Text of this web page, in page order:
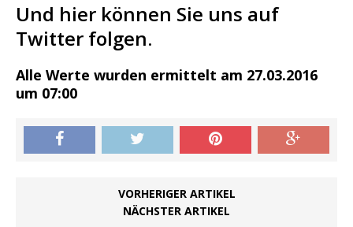
Und hier können Sie uns auf
Twitter folgen.
Alle Werte wurden ermittelt am 27.03.2016
um 07:00
VORHERIGER ARTIKEL
NÄCHSTER ARTIKEL